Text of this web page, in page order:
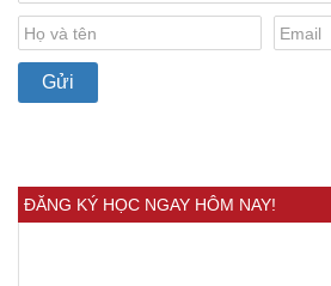
ĐĂNG KÝ HỌC NGAY HÔM NAY!